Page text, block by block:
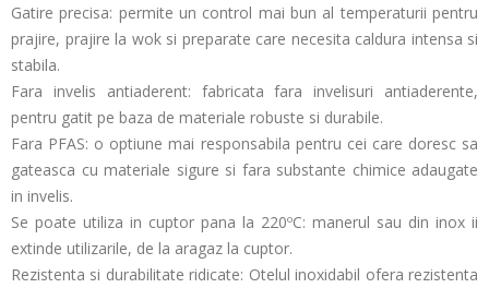
Gatire precisa: permite un control mai bun al temperaturii pentru
prajire, prajire la wok si preparate care necesita caldura intensa si
stabila.
Fara invelis antiaderent: fabricata fara invelisuri antiaderente,
pentru gatit pe baza de materiale robuste si durabile.
Fara PFAS: o optiune mai responsabila pentru cei care doresc sa
gateasca cu materiale sigure si fara substante chimice adaugate
in invelis.
Se poate utiliza in cuptor pana la 220ºC: manerul sau din inox ii
extinde utilizarile, de la aragaz la cuptor.
Rezistenta si durabilitate ridicate: Otelul inoxidabil ofera rezistenta